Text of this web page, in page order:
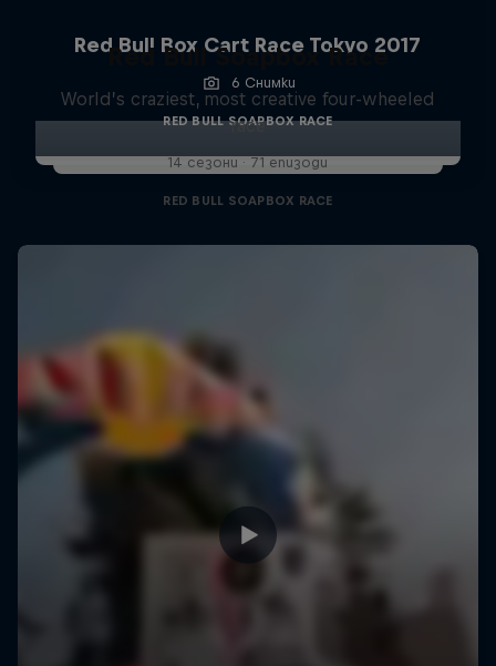
Red Bull Box Cart Race Tokyo 2017
6 Снимки
RED BULL SOAPBOX RACE
Red Bull Soapbox Race
World’s craziest, most creative four-wheeled
race
14 сезони · 71 епизоди
RED BULL SOAPBOX RACE